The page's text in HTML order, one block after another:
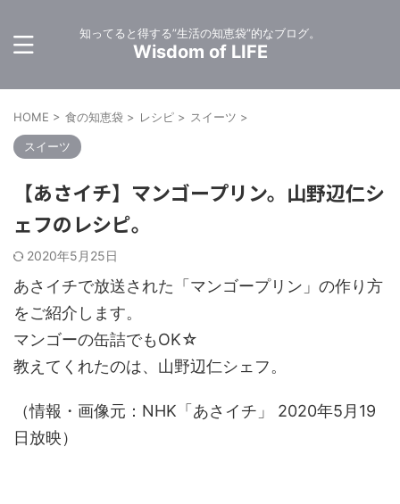
知ってると得する”生活の知恵袋”的なブログ。
Wisdom of LIFE
HOME > 食の知恵袋 > レシピ > スイーツ >
スイーツ
【あさイチ】マンゴープリン。山野辺仁シ
ェフのレシピ。
2020年5月25日
あさイチで放送された「マンゴープリン」の作り方
をご紹介します。
マンゴーの缶詰でもOK☆
教えてくれたのは、山野辺仁シェフ。
（情報・画像元：NHK「あさイチ」 2020年5月19
日放映）